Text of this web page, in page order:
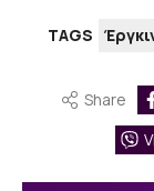
TAGS
Share